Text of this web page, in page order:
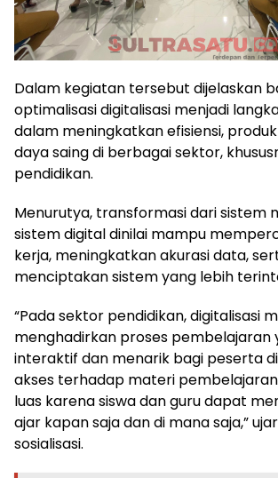
Dalam kegiatan tersebut dijelaskan
optimalisasi digitalisasi menjadi
dalam meningkatkan efisiensi,
daya saing di berbagai sektor,
pendidikan.
Menurutya, transformasi dari sistem
sistem digital dinilai mampu
kerja, meningkatkan akurasi data,
menciptakan sistem yang lebih
“Pada sektor pendidikan, digitalisasi
menghadirkan proses pembelajaran
interaktif dan menarik bagi peserta
akses terhadap materi
luas karena siswa dan guru dapat
ajar kapan saja dan di mana saja,”
sosialisasi.